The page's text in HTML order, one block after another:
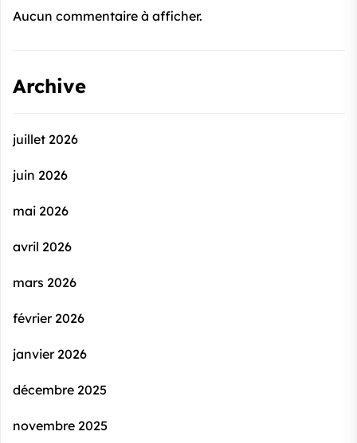
Aucun commentaire à afficher.
Archive
juillet 2026
juin 2026
mai 2026
avril 2026
mars 2026
février 2026
janvier 2026
décembre 2025
novembre 2025